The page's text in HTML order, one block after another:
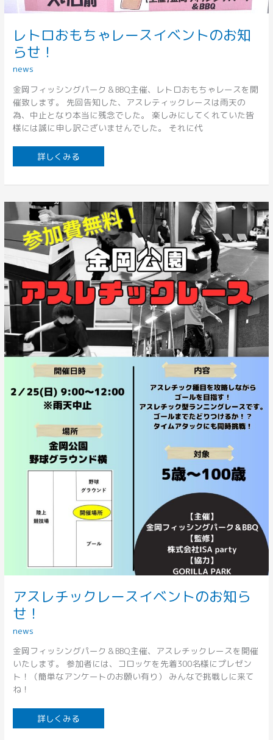
レトロおもちゃレースイベントのお知
らせ！
news
金岡フィッシングパーク＆BBQ主催、レトロおもちゃレースを開
催致します。 先回告知した、アスレティックレースは雨天の
為、中止となり本当に残念でした。 楽しみにしてくれていた皆
様には誠に申し訳ございませんでした。 それに代
詳しくみる
アスレチックレースイベントのお知ら
せ！
news
金岡フィッシングパーク＆BBQ主催、アスレチックレースを開催
いたします。 参加者には、コロッケを先着300名様にプレゼン
ト！（簡単なアンケートのお願い有り） みんなで挑戦しに来て
ね！
ア
ス
レ
チ
ッ
ク
レ
ー
ス
イ
ベ
ン
ト
の
お
知
ら
せ！
詳しくみる